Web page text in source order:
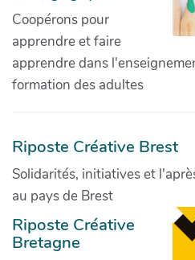
Coopérons pour
apprendre et faire
apprendre dans
formation des adultes
Riposte Créative Brest
Solidarités, initiatives et
au pays de Brest
Riposte Créative
Bretagne